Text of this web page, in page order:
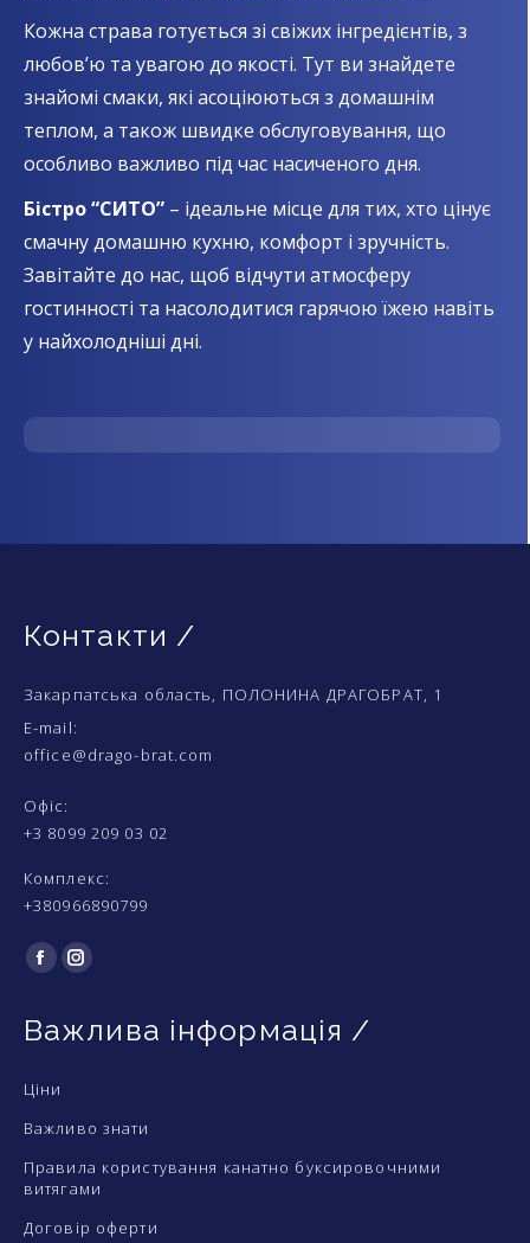
Кожна страва готується зі свіжих інгредієнтів, з
любов’ю та увагою до якості. Тут ви знайдете
знайомі смаки, які асоціюються з домашнім
теплом, а також швидке обслуговування, що
особливо важливо під час насиченого дня.
Бістро “СИТО” – ідеальне місце для тих, хто цінує
смачну домашню кухню, комфорт і зручність.
Завітайте до нас, щоб відчути атмосферу
гостинності та насолодитися гарячою їжею навіть
у найхолодніші дні.
Контакти /
Закарпатська область, ПОЛОНИНА ДРАГОБРАТ, 1
E-mail:
office@drago-brat.com
Офіс:
+3 8099 209 03 02
Комплекс:
+380966890799
Find us on:
Facebook
відкривається
новому
вікні
Instagram
відкривається
вікні
Важлива інформація /
Ціни
Важливо знати
Правила користування канатно буксировочними
витягами
Договір оферти